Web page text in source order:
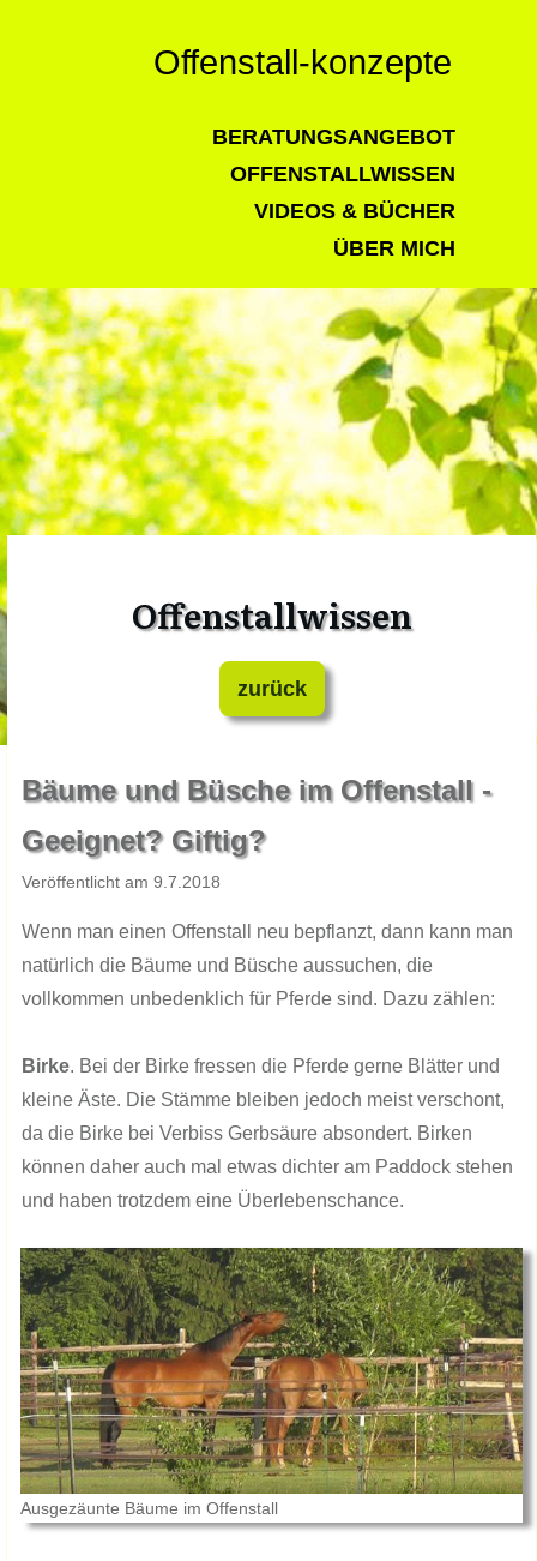
Offenstall-konzepte
BERATUNGSANGEBOT
OFFENSTALLWISSEN
VIDEOS & BÜCHER
ÜBER MICH
Offenstallwissen
zurück
Bäume und Büsche im Offenstall -
Geeignet? Giftig?
Veröffentlicht am 9.7.2018
Wenn man einen Offenstall neu bepflanzt, dann kann man
natürlich die Bäume und Büsche aussuchen, die
vollkommen unbedenklich für Pferde sind. Dazu zählen:
Birke. Bei der Birke fressen die Pferde gerne Blätter und
kleine Äste. Die Stämme bleiben jedoch meist verschont,
da die Birke bei Verbiss Gerbsäure absondert. Birken
können daher auch mal etwas dichter am Paddock stehen
und haben trotzdem eine Überlebenschance.
Ausgezäunte Bäume im Offenstall